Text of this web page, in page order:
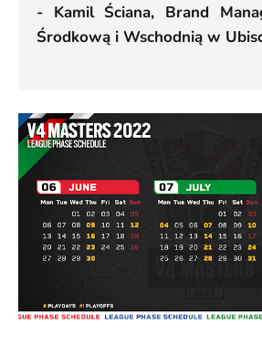
- Kamil Ściana, Brand
Środkową i Wschodnią w